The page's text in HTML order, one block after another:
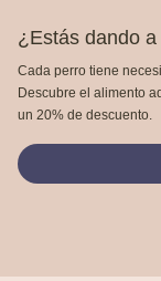
¿Estás dando
Cada perro tiene
Descubre el alimento
un 20% de descuento.